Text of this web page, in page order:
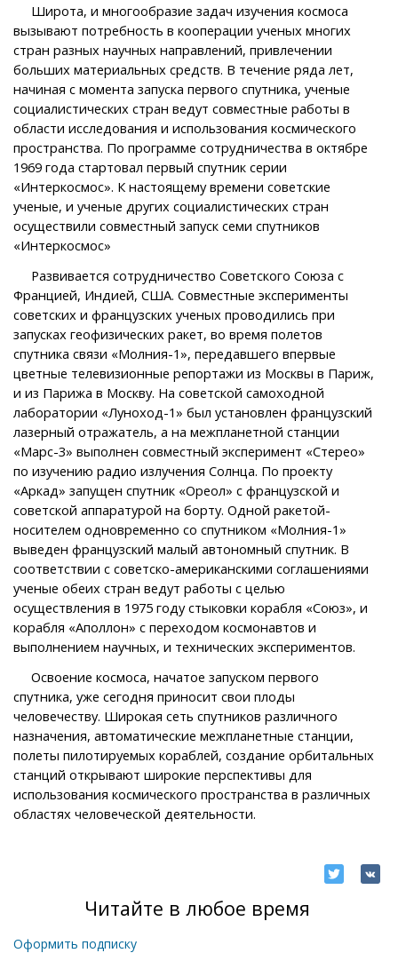
Широта, и многообразие задач изучения космоса
вызывают потребность в кооперации ученых многих
стран разных научных направлений, привлечении
больших материальных средств. В течение ряда лет,
начиная с момента запуска первого спутника, ученые
социалистических стран ведут совместные работы в
области исследования и использования космического
пространства. По программе сотрудничества в октябре
1969 года стартовал первый спутник серии
«Интеркосмос». К настоящему времени советские
ученые, и ученые других социалистических стран
осуществили совместный запуск семи спутников
«Интеркосмос»
Развивается сотрудничество Советского Союза с
Францией, Индией, США. Совместные эксперименты
советских и французских ученых проводились при
запусках геофизических ракет, во время полетов
спутника связи «Молния-1», передавшего впервые
цветные телевизионные репортажи из Москвы в Париж,
и из Парижа в Москву. На советской самоходной
лаборатории «Луноход-1» был установлен французский
лазерный отражатель, а на межпланетной станции
«Марс-3» выполнен совместный эксперимент «Стерео»
по изучению радио излучения Солнца. По проекту
«Аркад» запущен спутник «Ореол» с французской и
советской аппаратурой на борту. Одной ракетой-
носителем одновременно со спутником «Молния-1»
выведен французский малый автономный спутник. В
соответствии с советско-американскими соглашениями
ученые обеих стран ведут работы с целью
осуществления в 1975 году стыковки корабля «Союз», и
корабля «Аполлон» с переходом космонавтов и
выполнением научных, и технических экспериментов.
Освоение космоса, начатое запуском первого
спутника, уже сегодня приносит свои плоды
человечеству. Широкая сеть спутников различного
назначения, автоматические межпланетные станции,
полеты пилотируемых кораблей, создание орбитальных
станций открывают широкие перспективы для
использования космического пространства в различных
областях человеческой деятельности.
Читайте в любое время
Оформить подписку